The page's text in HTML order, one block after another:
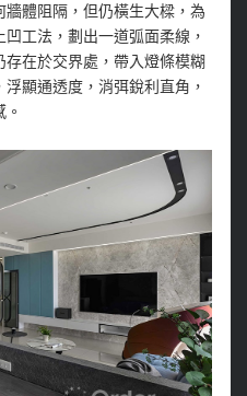
體阻隔，但仍橫生大樑，為
工法，劃出一道弧面柔線，
在於交界處，帶入燈條模糊
顯通透度，消弭銳利直角，